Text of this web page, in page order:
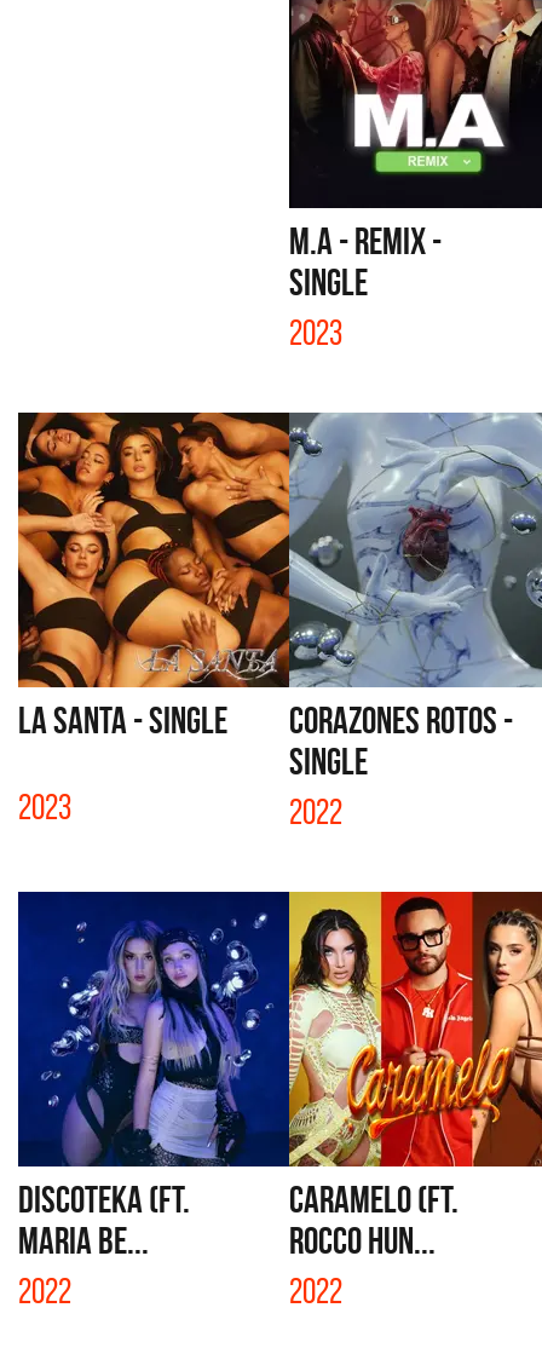
M.A - REMIX -
SINGLE
2023
LA SANTA - SINGLE
2023
CORAZONES ROTOS -
SINGLE
2022
DISCOTEKA (FT.
MARIA BE...
2022
CARAMELO (FT.
ROCCO HUN...
2022